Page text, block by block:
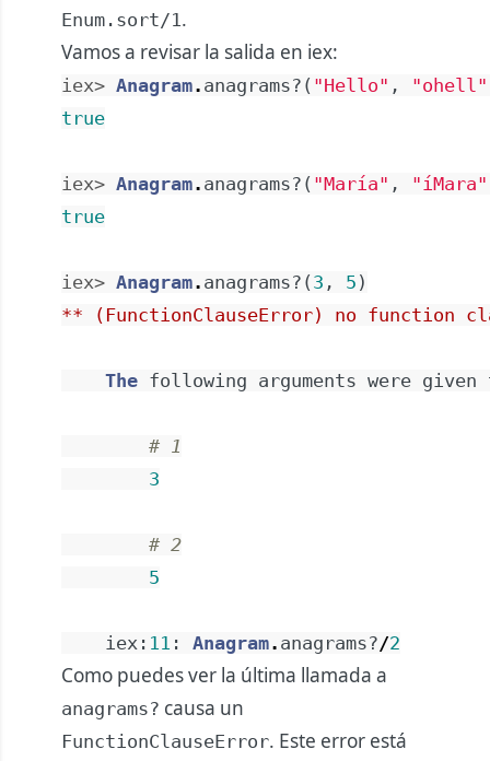
Enum.sort/1.
Vamos a revisar la salida en iex:
iex> Anagram. anagrams? ( "Hello" , "ohell"
true
iex> Anagram. anagrams? ( "María" , "íMara"
true
iex> Anagram. anagrams? ( 3 , 5 )
** (FunctionClauseError) no function
The following arguments were given
# 1
3
# 2
5
iex : 11 : Anagram. anagrams?/2
Como puedes ver la última llamada a
anagrams? causa un
FunctionClauseError. Este error está